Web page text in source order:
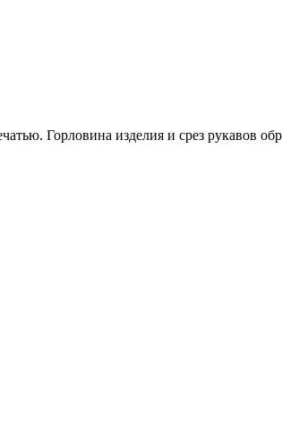
Горловина изделия и срез рукавов